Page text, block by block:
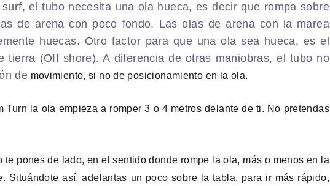
el tubo necesita una ola hueca, es decir que rompa sobre
de arena con poco fondo. Las olas de arena con la marea
huecas. Otro factor para que una ola sea hueca, es el
tierra (Off shore). A diferencia de otras maniobras, el tubo no
de movimiento, si no de posicionamiento en la ola.
Turn la ola empieza a romper 3 o 4 metros delante de ti. No pretendas
te pones de lado, en el sentido donde rompe la ola, más o menos en la
Situándote así, adelantas un poco sobre la tabla, para ir más rápido,